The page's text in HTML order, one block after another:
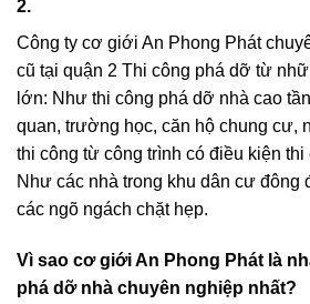
2.
Công ty cơ giới An Phong Phát
cũ tại quận 2 Thi công phá dỡ từ
lớn: Như thi công phá dỡ nhà cao
quan, trường học, căn hộ chung cư,
thi công từ công trình có điều kiện thi
Như các nhà trong khu dân cư đông
các ngõ ngách chặt hẹp.
Vì sao cơ giới An Phong Phát là
phá dỡ nhà chuyên nghiệp nhất?